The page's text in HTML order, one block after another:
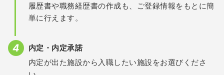
履歴書や職務経歴書の作成も、ご登録情報をもとに簡
単に行えます。
内定・内定承諾
内定が出た施設から入職したい施設をお選びくださ